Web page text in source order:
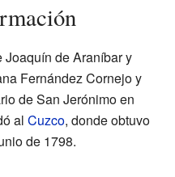
de Araníbar y
Fernández Cornejo y
de San Jerónimo en
al Cuzco, donde obtuvo
de 1798.